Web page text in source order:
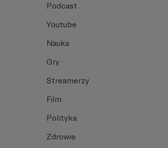
Podcast
Youtube
Nauka
Gry
Streamerzy
Film
Polityka
Zdrowie